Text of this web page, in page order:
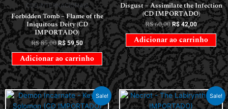
CDS INTERNACIONAIS
Forbidden Tomb – Flame of the
Iniquitous Deity (CD
IMPORTADO)
R$85,00 R$59,50
Adicionar ao carrinho
Disgust – Assimilate the Infection
(CD IMPORTADO)
R$60,00 R$42,00
Adicionar ao carrinho
Sale! Sale!